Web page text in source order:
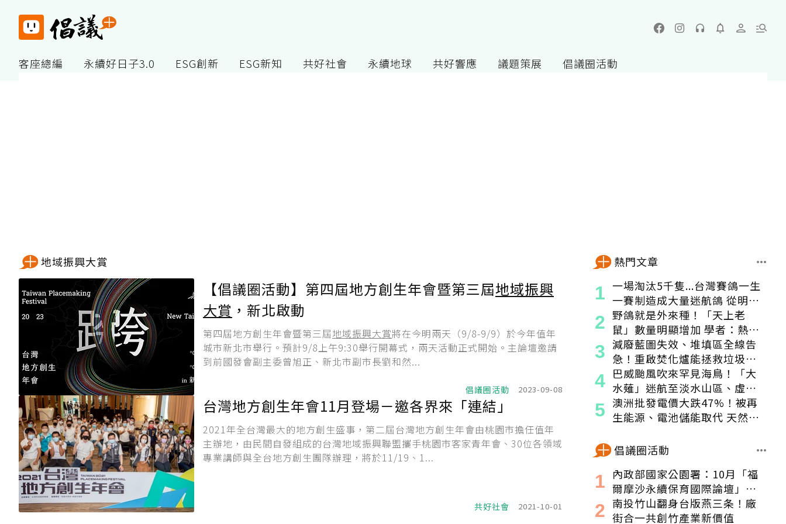
客座總編 永續好日子3.0 ESG創新 ESG新知 共好社會 永續地球 共好響應 議題策展 倡議圈活動
地域振興大賞
【倡議圈活動】第四屆地方創生年會暨第三屆地域振興
大賞 ，新北啟動
第四屆地方創生年會暨第三屆地域振興大賞將在今明兩天（9/8-9/9）於今年值年
城市新北市舉行。預計9/8上午9:30舉行開幕式，兩天活動正式開始。主論壇邀請
到前國發會副主委曾旭正、新北市副市長劉和然...
倡議圈活動 2023-09-08
台灣地方創生年會11月登場－邀各界來「連結」
2021年全台灣最大的地方創生盛事，第二屆台灣地方創生年會由桃園市擔任值年
主辦地，由民間自發組成的台灣地域振興聯盟攜手桃園市客家青年會、30位各領域
專業講師與全台地方創生團隊辦理，將於11/19、1...
共好社會 2021-10-01
熱門文章
一場淘汰5千隻...台灣賽鴿一生
一賽制造成大量迷航鴿 從明星
變都市「老鼠」
野鴿就是外來種！「天上老
鼠」數量明顯增加 學者：熱區
食物來源穩定
減廢藍圖失效、堆填區全線告
急！重啟焚化爐能拯救垃圾危
機嗎？
巴威颱風吹來罕見海鳥！「大
水薙」迷航至淡水山區、虛弱
獲救
澳洲批發電價大跌47%！被再
生能源、電池儲能取代 天然氣
倡議圈活動
內政部國家公園署：10月「福
爾摩沙永續保育國際論壇」登
場！串聯跨界夥伴與低碳遊
程，向世界展現臺灣綠色實力
南投竹山翻身台版燕三条！廠
街合一共創竹產業新價值